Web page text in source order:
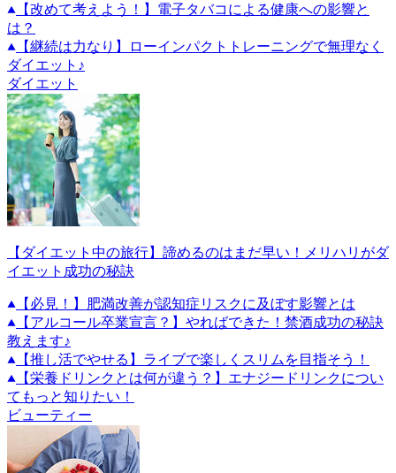
【改めて考えよう！】電子タバコによる健康への影響と
は？
【継続は力なり】ローインパクトトレーニングで無理なく
ダイエット♪
ダイエット
【ダイエット中の旅行】諦めるのはまだ早い！メリハリがダ
イエット成功の秘訣
【必見！】肥満改善が認知症リスクに及ぼす影響とは
【アルコール卒業宣言？】やればできた！禁酒成功の秘訣
教えます♪
【推し活でやせる】ライブで楽しくスリムを目指そう！
【栄養ドリンクとは何が違う？】エナジードリンクについ
てもっと知りたい！
ビューティー